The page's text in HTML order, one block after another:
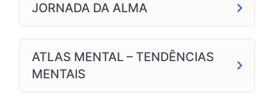
JORNADA DA ALMA
ATLAS MENTAL – TENDÊNCIAS
MENTAIS